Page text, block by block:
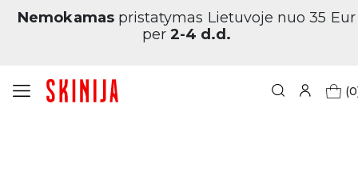
Nemokamaspristatymas Lietuvoje nuo 35 Eur
per 2-4 d.d.
Pagrindinis Vyriškos klasikinės kojinės